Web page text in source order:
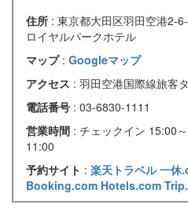
住所 : 東京都大田区羽田空港2-
ロイヤルパークホテル
マップ : Googleマップ
アクセス : 羽田空港国際線旅客
電話番号 : 03-6830-1111
営業時間 : チェックイン 15:00
11:00
予約サイト : 楽天トラベル一休
Booking.com Hotels.com